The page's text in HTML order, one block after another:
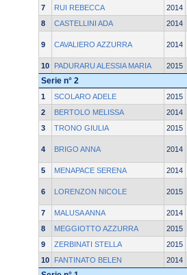
7 RUI REBECCA 2014
8
CASTELLINI ADA 2014
9 CAVALIERO AZZURRA 2014
10 PADURARU ALESSIA MARIA 2015
Serie n° 2
1 SCOLARO ADELE 2015
2
BERTOLO MELISSA 2014
3
TRONO GIULIA 2015
4 BRIGO ANNA 2014
5 MENAPACE SERENA 2014
6 LORENZON NICOLE 2015
7 MALUSA ANNA 2014
8
MEGGIOTTO AZZURRA 2015
9
ZERBINATI STELLA 2015
10
FANTINATO BELEN 2014